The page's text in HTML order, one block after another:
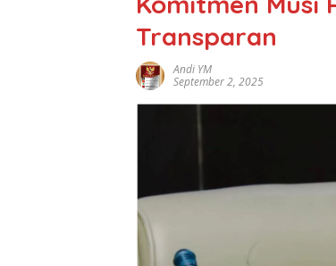
Transparan
Andi YM
September 2, 2025